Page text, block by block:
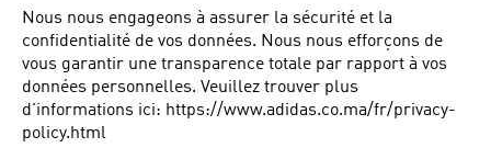
Nous nous engageons à assurer la sécurité et la
confidentialité de vos données. Nous nous efforçons de
vous garantir une transparence totale par rapport à vos
données personnelles. Veuillez trouver plus
d'informations ici: https://www.adidas.co.ma/fr/privacy-
policy.html